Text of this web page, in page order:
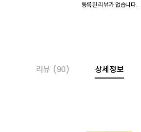
등록된 리뷰가 없습니다.
리뷰 (90) 상세정보